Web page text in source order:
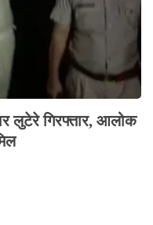
लुटेरे गिरफ्तार, आलोक